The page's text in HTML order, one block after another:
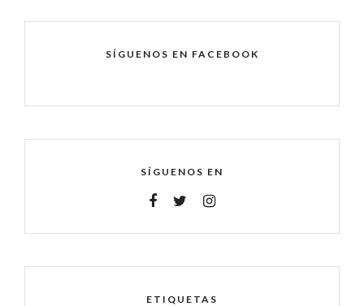
SÍGUENOS EN FACEBOOK
SÍGUENOS EN
ETIQUETAS